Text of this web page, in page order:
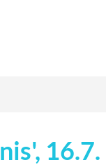
16.7.